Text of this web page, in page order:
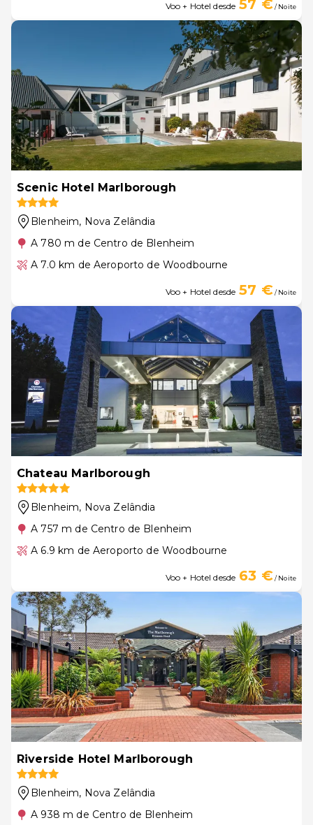
Voo + Hotel desde 57 €/ Noite
Scenic Hotel Marlborough
Blenheim, Nova Zelândia
A 780 m de Centro de Blenheim
A 7.0 km de Aeroporto de Woodbourne
Voo + Hotel desde 57 €/ Noite
Chateau Marlborough
Blenheim, Nova Zelândia
A 757 m de Centro de Blenheim
A 6.9 km de Aeroporto de Woodbourne
Voo + Hotel desde 63 €/ Noite
Riverside Hotel Marlborough
Blenheim, Nova Zelândia
A 938 m de Centro de Blenheim